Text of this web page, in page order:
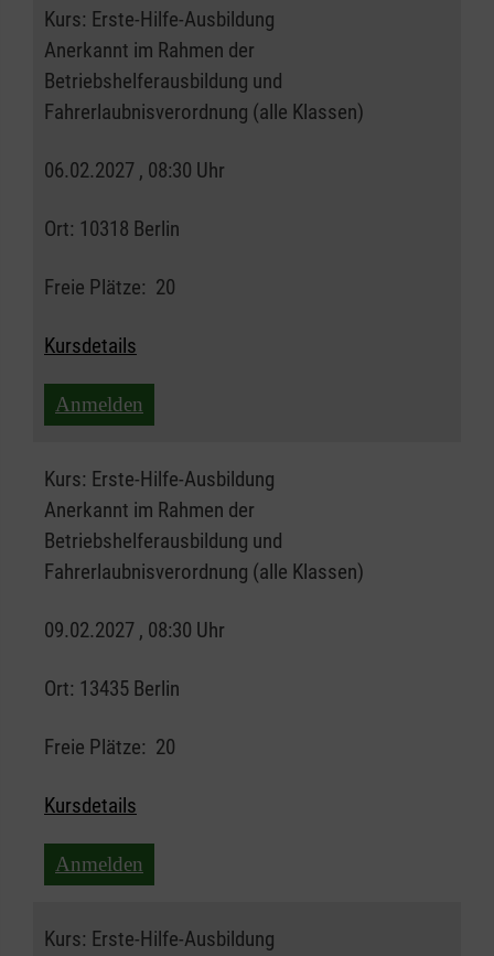
Kurs: Erste-Hilfe-Ausbildung
Anerkannt im Rahmen der
Betriebshelferausbildung und
Fahrerlaubnisverordnung (alle Klassen)
06.02.2027 , 08:30 Uhr
Ort: 10318 Berlin
Freie Plätze: 20
Kursdetails
Anmelden
Kurs: Erste-Hilfe-Ausbildung
Anerkannt im Rahmen der
Betriebshelferausbildung und
Fahrerlaubnisverordnung (alle Klassen)
09.02.2027 , 08:30 Uhr
Ort: 13435 Berlin
Freie Plätze: 20
Kursdetails
Anmelden
Kurs: Erste-Hilfe-Ausbildung